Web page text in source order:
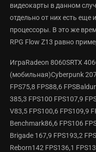
видеокарты в данном
отдельно от них есть
процессоры. В это же
RPG Flow Z13 равно
ИграRadeon 8060SRTX
(мобильная)Cyberpunk
FPS75,8 FPS88,6
385,3 FPS100 FPS107,9
V83,5 FPS100,6 FPS109,9
Benchmark86,6 FPS106
Brigade 167,9 FPS193,2
Reborn142 FPS136,1